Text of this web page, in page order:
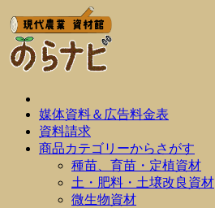
媒体資料＆広告料金表
資料請求
商品カテゴリーからさがす
種苗、育苗・定植資材
土・肥料・土壌改良資材
微生物資材